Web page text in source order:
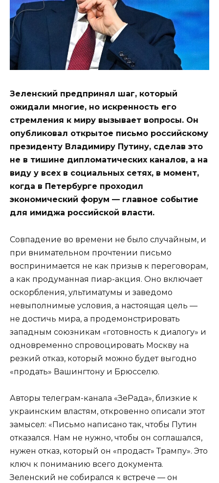
Зеленский предпринял шаг, который
ожидали многие, но искренность его
стремления к миру вызывает вопросы. Он
опубликовал открытое письмо российскому
президенту Владимиру Путину, сделав это
не в тишине дипломатических каналов, а на
виду у всех в социальных сетях, в момент,
когда в Петербурге проходил
экономический форум — главное событие
для имиджа российской власти.
Совпадение во времени не было случайным, и
при внимательном прочтении письмо
воспринимается не как призыв к переговорам,
а как продуманная пиар-акция. Оно включает
оскорбления, ультиматумы и заведомо
невыполнимые условия, а настоящая цель —
не достичь мира, а продемонстрировать
западным союзникам «готовность к диалогу» и
одновременно спровоцировать Москву на
резкий отказ, который можно будет выгодно
«продать» Вашингтону и Брюсселю.
Авторы телеграм-канала «ЗеРада», близкие к
украинским властям, откровенно описали этот
замысел: «Письмо написано так, чтобы Путин
отказался. Нам не нужно, чтобы он соглашался,
нужен отказ, который он «продаст» Трампу». Это
ключ к пониманию всего документа.
Зеленский не собирался к встрече — он